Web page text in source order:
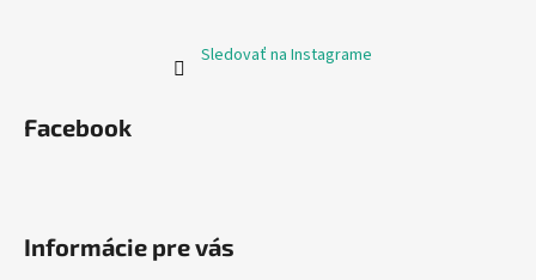
Sledovať na Instagrame
Facebook
Informácie pre vás